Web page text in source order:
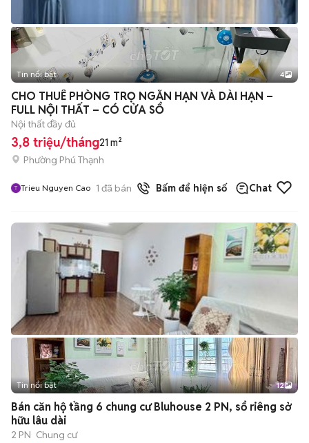
Tin nổi bật 4
CHO THUÊ PHÒNG TRỌ NGẮN HẠN VÀ DÀI HẠN –
FULL NỘI THẤT – CÓ CỬA SỔ
Nội thất đầy đủ
3,8 triệu/tháng21 m²
Phường Phú Thạnh
Trieu Nguyen Cao 1 đã bán Bấm để hiện số Chat
+2
Tin nổi bật 12
Bán căn hộ tầng 6 chung cư Bluhouse 2 PN, sổ riêng sở
hữu lâu dài
2 PN Chung cư